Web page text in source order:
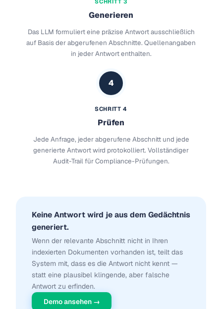
Generieren
Das LLM formuliert eine präzise Antwort ausschließlich
auf Basis der abgerufenen Abschnitte. Quellenangaben
in jeder Antwort enthalten.
4
SCHRITT 4
Prüfen
Jede Anfrage, jeder abgerufene Abschnitt und jede
generierte Antwort wird protokolliert. Vollständiger
Audit-Trail für Compliance-Prüfungen.
Keine Antwort wird je aus dem Gedächtnis
generiert.
Wenn der relevante Abschnitt nicht in Ihren
indexierten Dokumenten vorhanden ist, teilt das
System mit, dass es die Antwort nicht kennt —
statt eine plausibel klingende, aber falsche
Antwort zu erfinden.
Demo ansehen →